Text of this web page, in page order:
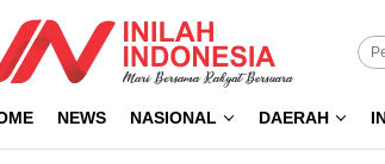
NEWS NASIONAL DAERAH